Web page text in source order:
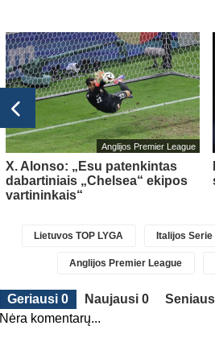
Anglijos Premier League
X. Alonso: „Esu patenkintas
dabartiniais „Chelsea“ ekipos
vartininkais“
Lietuvos TOP LYGA Italijos Serie
Anglijos Premier League
Geriausi 0 Naujausi 0
Nėra komentarų...